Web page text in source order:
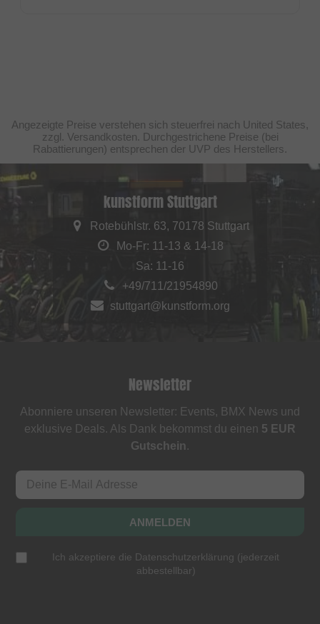
Angezeigte Preise verstehen sich steuerfrei nach United States,
zzgl. Versandkosten. Durchgestrichene Preise (bei
Rabattierungen) entsprechen der UVP des Herstellers.
kunstform Stuttgart
Rotebühlstr. 63, 70178 Stuttgart
Mo-Fr: 11-13 & 14-18
Sa: 11-16
+49/711/21954890
stuttgart@kunstform.org
Newsletter
Abonniere unseren Newsletter: Events, BMX News und
exklusive Deals. Als Dank bekommst du einen 5 EUR
Gutschein.
ANMELDEN
Ich akzeptiere die Datenschutzerklärung (jederzeit
abbestellbar)